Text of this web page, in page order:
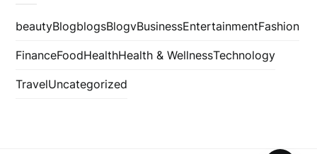
beautyBlogblogsBlogvBusinessEntertainmentFashion
FinanceFoodHealthHealth & WellnessTechnology
TravelUncategorized